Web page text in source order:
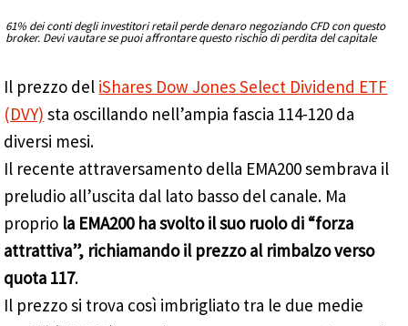
61% dei conti degli investitori retail perde denaro negoziando CFD con questo
broker. Devi vautare se puoi affrontare questo rischio di perdita del capitale
Il prezzo del iShares Dow Jones Select Dividend ETF
(DVY) sta oscillando nell’ampia fascia 114-120 da
diversi mesi.
Il recente attraversamento della EMA200 sembrava il
preludio all’uscita dal lato basso del canale. Ma
proprio la EMA200 ha svolto il suo ruolo di “forza
attrattiva”, richiamando il prezzo al rimbalzo verso
quota 117.
Il prezzo si trova così imbrigliato tra le due medie